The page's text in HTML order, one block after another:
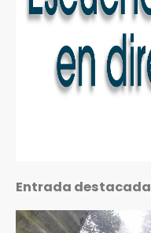
Entrada destacada